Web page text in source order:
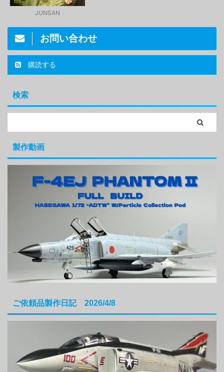
JUNSAN
お問い合わせ
購読する
検索
製作動画
ご依頼品製作日記 2026/4/8